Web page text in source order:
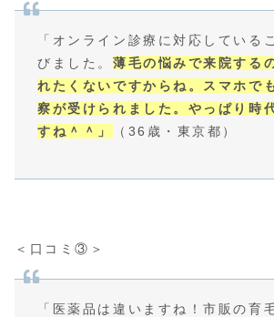
「オンライン診療に対応している
びました。 薄毛の悩みで来院する
れたくないですからね。スマホで
察が受けられました。やっぱり時
すね＾＾」
（36歳・東京都）
＜口コミ③＞
「医薬品は違いますね！市販の育